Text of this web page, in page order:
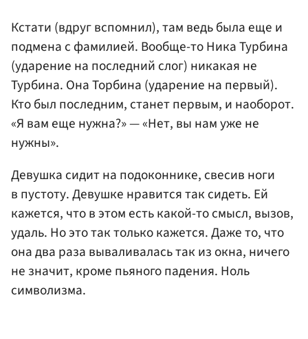
Кстати (вдруг вспомнил), там ведь была еще и
подмена с фамилией. Вообще-то Ника Турбина
(ударение на последний слог) никакая не
Турбина. Она Торбина (ударение на первый).
Кто был последним, станет первым, и наоборот.
«Я вам еще нужна?» — «Нет, вы нам уже не
нужны».
Девушка сидит на подоконнике, свесив ноги
в пустоту. Девушке нравится так сидеть. Ей
кажется, что в этом есть какой-то смысл, вызов,
удаль. Но это так только кажется. Даже то, что
она два раза вываливалась так из окна, ничего
не значит, кроме пьяного падения. Ноль
символизма.